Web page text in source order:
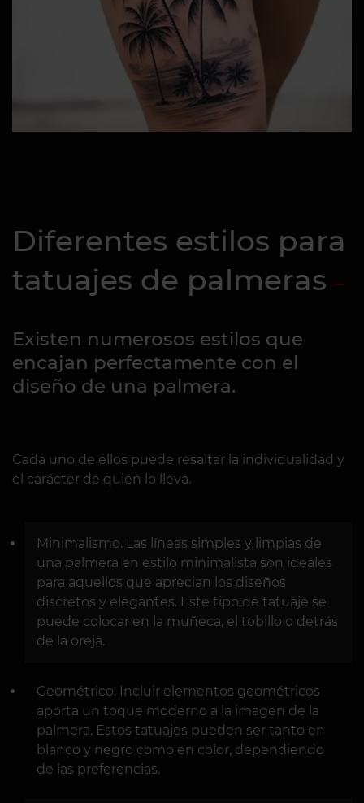
Diferentes estilos para
tatuajes de palmeras
Existen numerosos estilos que
encajan perfectamente con el
diseño de una palmera.
Cada uno de ellos puede resaltar la individualidad y
el carácter de quien lo lleva.
Minimalismo. Las líneas simples y limpias de
una palmera en estilo minimalista son ideales
para aquellos que aprecian los diseños
discretos y elegantes. Este tipo de tatuaje se
puede colocar en la muñeca, el tobillo o detrás
de la oreja.
Geométrico. Incluir elementos geométricos
aporta un toque moderno a la imagen de la
palmera. Estos tatuajes pueden ser tanto en
blanco y negro como en color, dependiendo
de las preferencias.